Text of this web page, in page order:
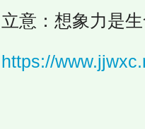
立意：想象力是
https://